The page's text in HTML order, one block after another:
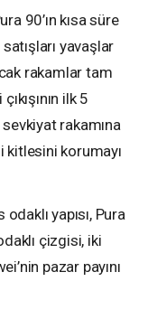
90’ın kısa süre
yavaşlar
rakamlar tam
ilk 5
rakamına
kitlesini korumayı
yapısı, Pura
çizgisi, iki
pazar payını